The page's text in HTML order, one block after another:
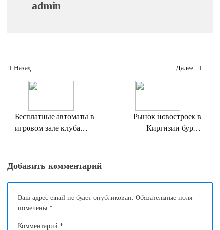
admin
Навигация
записям
Назад
Бесплатные автоматы в
игровом зале клуба
Далее
Рынок новостроек в
Киргизии бурно
Добавить комментарий
Ваш адрес email не будет опубликован. Обязательные поля
помечены *
Комментарий *